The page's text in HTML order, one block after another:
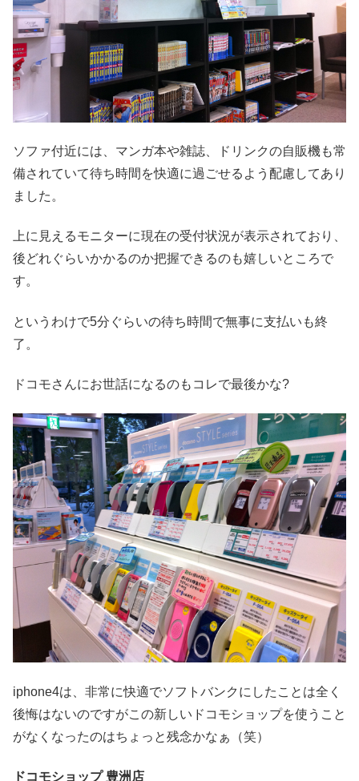
ソファ付近には、マンガ本や雑誌、ドリンクの自販機も常
備されていて待ち時間を快適に過ごせるよう配慮してあり
ました。
上に見えるモニターに現在の受付状況が表示されており、
後どれぐらいかかるのか把握できるのも嬉しいところで
す。
というわけで5分ぐらいの待ち時間で無事に支払いも終
了。
ドコモさんにお世話になるのもコレで最後かな?
iphone4は、非常に快適でソフトバンクにしたことは全く
後悔はないのですがこの新しいドコモショップを使うこと
がなくなったのはちょっと残念かなぁ（笑）
ドコモショップ 豊洲店